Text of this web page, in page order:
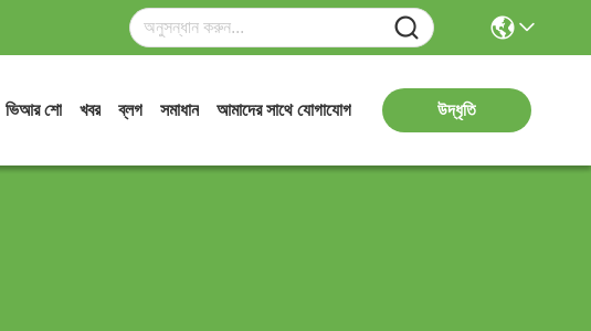
ভিআর শো খবর ব্লগ সমাধান আমাদের সাথে যোগাযোগ উদ্ধৃতি